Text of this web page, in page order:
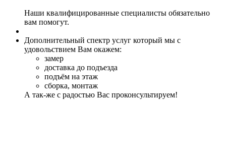
Наши квалифицированные специалисты обязательно
вам помогут.
Дополнительный спектр услуг который мы с
удовольствием Вам окажем:
замер
доставка до подъезда
подъём на этаж
сборка, монтаж
А так-же с радостью Вас проконсультируем!